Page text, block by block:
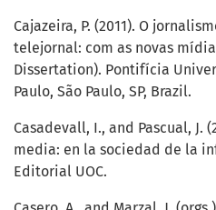
Cajazeira, P. (2011). O
telejornal: com as novas
Dissertation). Pontifícia
Paulo, São Paulo, SP, Brazil.
Casadevall, I., and Pascual, J.
media: en la sociedad de la
Editorial UOC.